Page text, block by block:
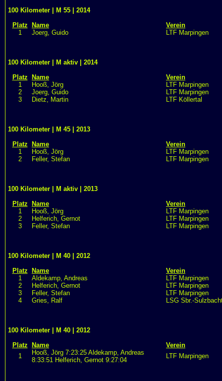
100 Kilometer | M 55 | 2014
Platz
Name
Verein
1
Joerg, Guido LTF Marpingen
100 Kilometer | M aktiv | 2014
Platz
Name
Verein
1
Hooß, Jörg
LTF Marpingen
2
Joerg, Guido
LTF Marpingen
3
Dietz, Martin LTF Köllertal
100 Kilometer | M 45 | 2013
Platz
Name
Verein
1
Hooß, Jörg
LTF Marpingen
2
Feller, Stefan LTF Marpingen
100 Kilometer | M aktiv | 2013
Platz
Name
Verein
1
Hooß, Jörg
LTF Marpingen
2
Helferich, Gernot
LTF Marpingen
3
Feller, Stefan LTF Marpingen
100 Kilometer | M 40 | 2012
Platz
Name
Verein
1
Aldekamp, Andreas
LTF Marpingen
2
Helferich, Gernot
LTF Marpingen
3
Feller, Stefan
LTF Marpingen
4
Gries, Ralf LSG Sbr.-
100 Kilometer | M 40 | 2012
Platz
Name
Verein
1
Hooß, Jörg 7:23:25 Aldekamp, Andreas
8:33:51 Helferich, Gernot 9:27:04
LTF Marpingen